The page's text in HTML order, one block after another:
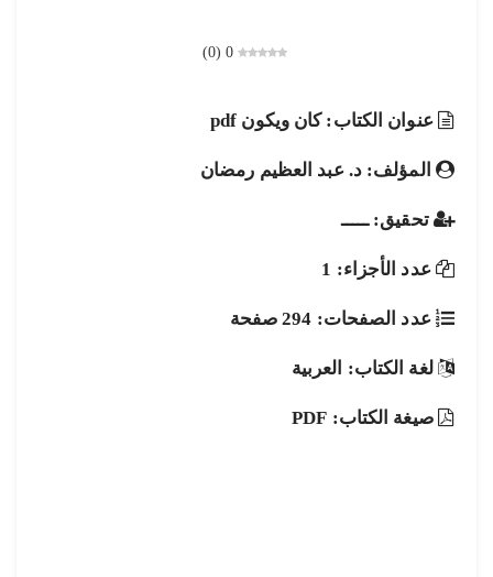
0
(
0
)
عنوان الكتاب: كان ويكون pdf
المؤلف: د. عبد العظيم رمضان
تحقيق: ـــــ
عدد الأجزاء: 1
عدد الصفحات: 294 صفحة
لغة الكتاب: العربية
صيغة الكتاب: PDF